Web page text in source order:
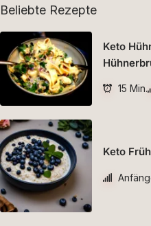
Beliebte Rezepte
Keto
15 Min.
Keto